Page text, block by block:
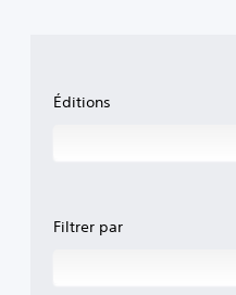
Éditions
Filtrer par